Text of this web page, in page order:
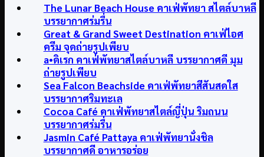
The Lunar Beach House คาเฟ่พัทยา สไตล์บาหลี
บรรยากาศร่มรื่น
Great & Grand Sweet Destination คาเฟ่ไอศ
ครีม จุดถ่ายรูปเพียบ
a•ดิเรก คาเฟ่พัทยาสไตล์บาหลี บรรยากาศดี มุม
ถ่ายรูปเพียบ
Sea Falcon Beachside คาเฟ่พัทยาสีสันสดใส
บรรยากาศริมทะเล
Cocoa Café คาเฟ่พัทยาสไตล์ญี่ปุ่น ริมถนน
บรรยากาศร่มรื่น
Jasmin Café Pattaya คาเฟ่พัทยานั่งชิล
บรรยากาศดี อาหารอร่อย